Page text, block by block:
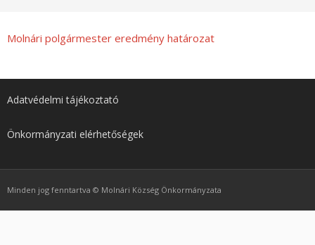
Nyelv:
Molnári polgármester eredmény határozat
Adatvédelmi tájékoztató
Önkormányzati elérhetőségek
Minden jog fenntartva © Molnári Község Önkormányzata